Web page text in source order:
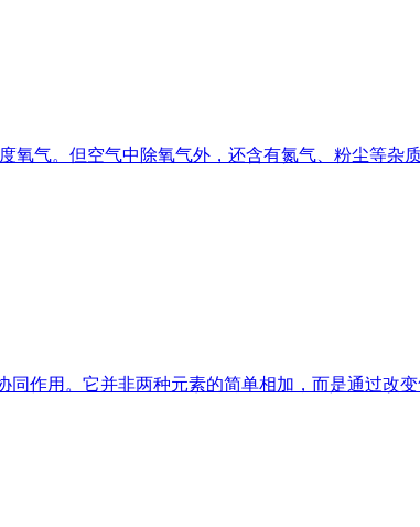
氧气。但空气中除氧气外，还含有氮气、粉尘等
同作用。它并非两种元素的简单相加，而是通过改